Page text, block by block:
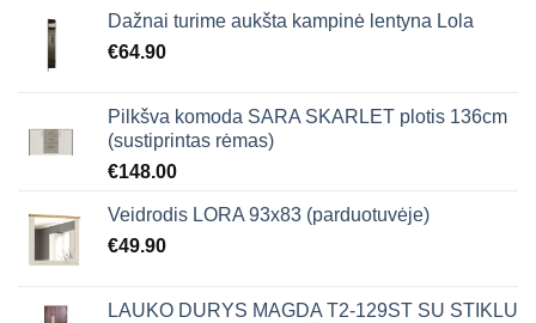
Dažnai turime aukšta kampinė lentyna Lola
€64.90
Pilkšva komoda SARA SKARLET plotis 136cm
(sustiprintas rėmas)
€148.00
Veidrodis LORA 93x83 (parduotuvėje)
€49.90
LAUKO DURYS MAGDA T2-129ST SU STIKLU